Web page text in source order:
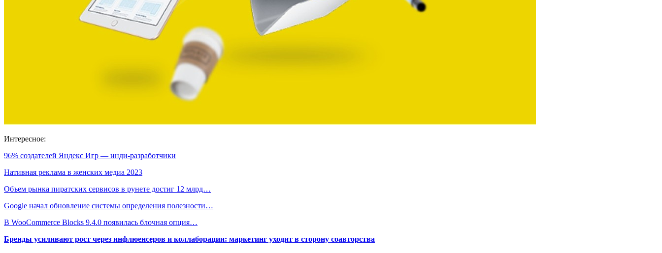
Интересное:
96% создателей Яндекс Игр — инди-разработчики
Нативная реклама в женских медиа 2023
Объем рынка пиратских сервисов в рунете достиг 12 млрд…
Google начал обновление системы определения полезности…
В WooCommerce Blocks 9.4.0 появилась блочная опция…
Бренды усиливают рост через инфлюенсеров и коллаборации: маркетинг уходит в сторону соавторства